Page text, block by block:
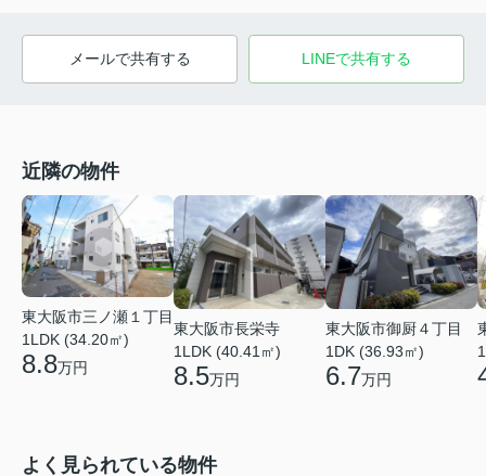
メールで共有する LINEで共有する
近隣の物件
東大阪市三ノ瀬１丁目
1LDK (34.20㎡)
8.8万円
東大阪市長栄寺
1LDK (40.41㎡)
8.5万円
東大阪市御厨４丁目
1DK (36.93㎡)
6.7万円
よく見られている物件